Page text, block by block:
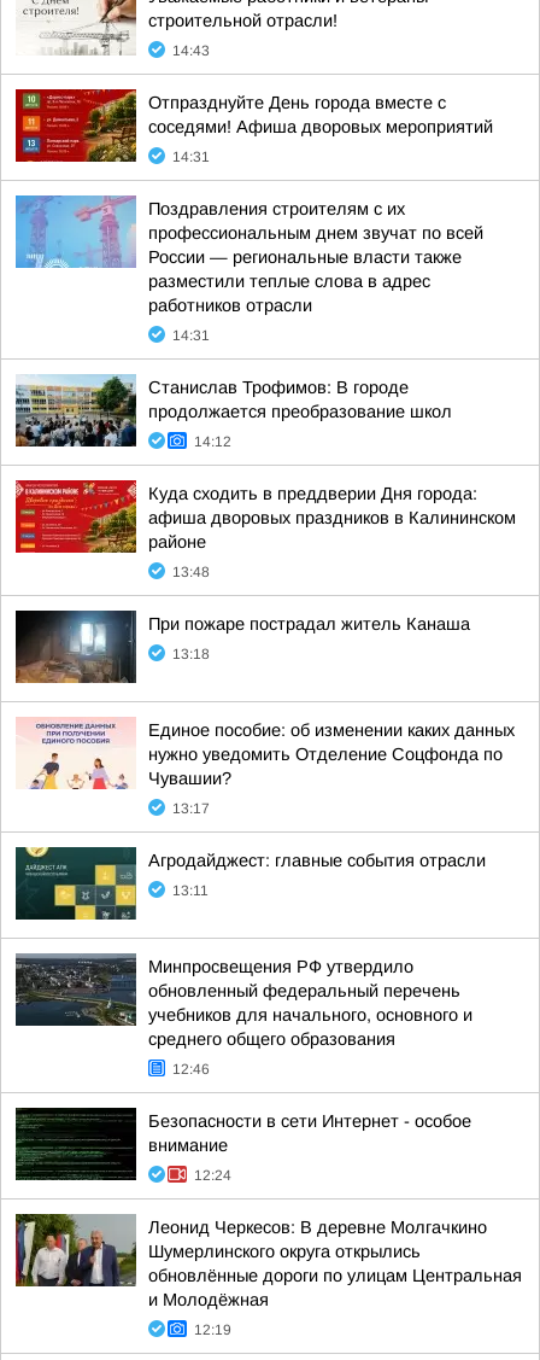
строительной отрасли!
14:43
Отпразднуйте День города вместе с
соседями! Афиша дворовых мероприятий
14:31
Поздравления строителям с их
профессиональным днем звучат по всей
России — региональные власти также
разместили теплые слова в адрес
работников отрасли
14:31
Станислав Трофимов: В городе
продолжается преобразование школ
14:12
Куда сходить в преддверии Дня города:
афиша дворовых праздников в Калининском
районе
13:48
При пожаре пострадал житель Канаша
13:18
Единое пособие: об изменении каких данных
нужно уведомить Отделение Соцфонда по
Чувашии?
13:17
Агродайджест: главные события отрасли
13:11
Минпросвещения РФ утвердило
обновленный федеральный перечень
учебников для начального, основного и
среднего общего образования
12:46
Безопасности в сети Интернет - особое
внимание
12:24
Леонид Черкесов: В деревне Молгачкино
Шумерлинского округа открылись
обновлённые дороги по улицам Центральная
и Молодёжная
12:19